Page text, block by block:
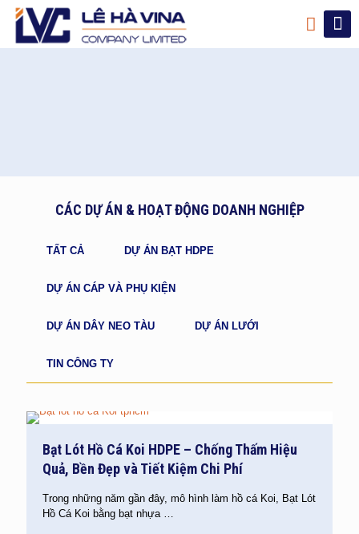
CÁC DỰ ÁN & HOẠT ĐỘNG DOANH NGHIỆP
TẤT CẢ DỰ ÁN BẠT HDPE
DỰ ÁN CÁP VÀ PHỤ KIỆN
DỰ ÁN DÂY NEO TÀU DỰ ÁN LƯỚI
TIN CÔNG TY
Bạt Lót Hồ Cá Koi HDPE – Chống Thấm Hiệu
Quả, Bền Đẹp và Tiết Kiệm Chi Phí
Trong những năm gần đây, mô hình làm hồ cá Koi, Bạt Lót
Hồ Cá Koi bằng bạt nhựa…